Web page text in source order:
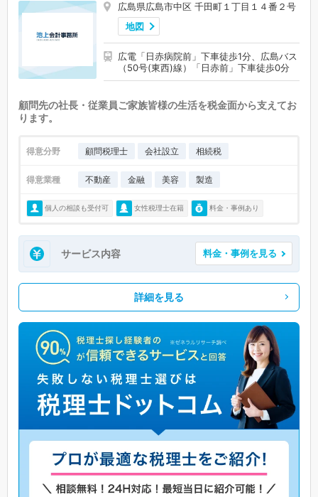
広島県広島市中区 千田町１丁目１４番２号
地図
広電「日赤病院前」下車徒歩1分、広島バス
（50号(東西)線）「日赤前」下車徒歩0分
顧問先の社長・従業員ご家族皆様の生活を税金面から支えてお
ります。
得意分野 顧問税理士 会社設立 相続税
得意業種 不動産 金融 美容 製造
個人の相談も受付可 女性税理士在籍 料金・事例あり
サービス内容 料金・事例を見る
詳細を見る